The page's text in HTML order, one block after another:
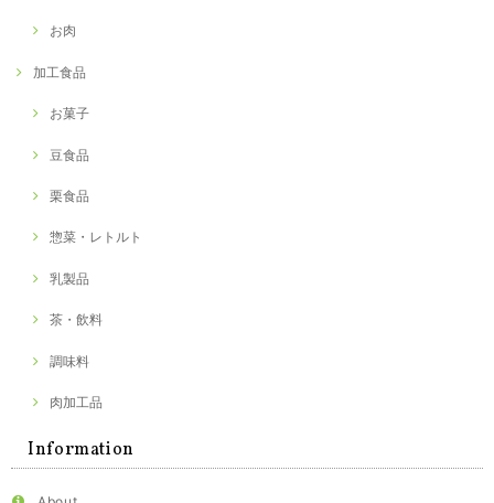
お肉
加工食品
お菓子
豆食品
栗食品
惣菜・レトルト
乳製品
茶・飲料
調味料
肉加工品
Information